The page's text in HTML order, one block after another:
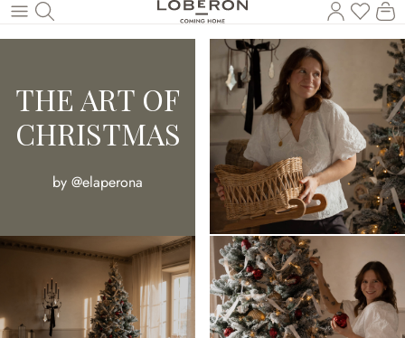
Naar de hoofdinhoud
U
THE ART OF
CHRISTMAS
by @elaperona